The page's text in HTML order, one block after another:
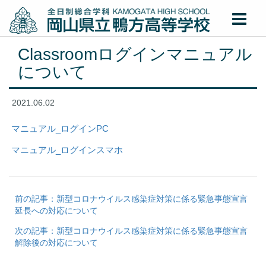
Classroomログインマニュアル
について
2021.06.02
マニュアル_ログインPC
マニュアル_ログインスマホ
前の記事：新型コロナウイルス感染症対策に係る緊急事態宣言
延長への対応について
次の記事：新型コロナウイルス感染症対策に係る緊急事態宣言
解除後の対応について